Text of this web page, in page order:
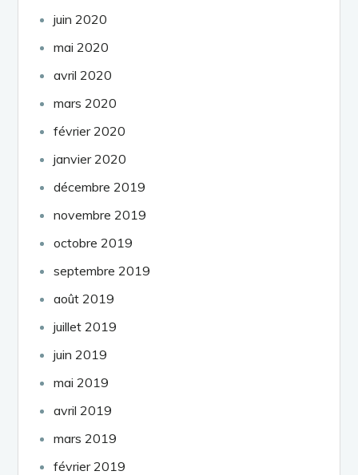
juin 2020
mai 2020
avril 2020
mars 2020
février 2020
janvier 2020
décembre 2019
novembre 2019
octobre 2019
septembre 2019
août 2019
juillet 2019
juin 2019
mai 2019
avril 2019
mars 2019
février 2019